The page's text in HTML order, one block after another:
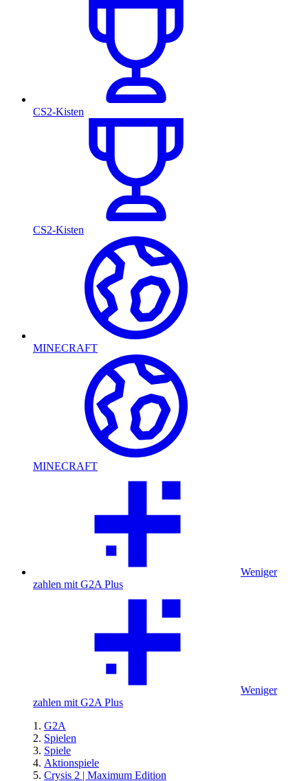
CS2-Kisten
CS2-Kisten
MINECRAFT
MINECRAFT
Weniger
zahlen mit G2A Plus
Weniger
zahlen mit G2A Plus
G2A
Spielen
Spiele
Aktionspiele
Crysis 2 | Maximum Edition